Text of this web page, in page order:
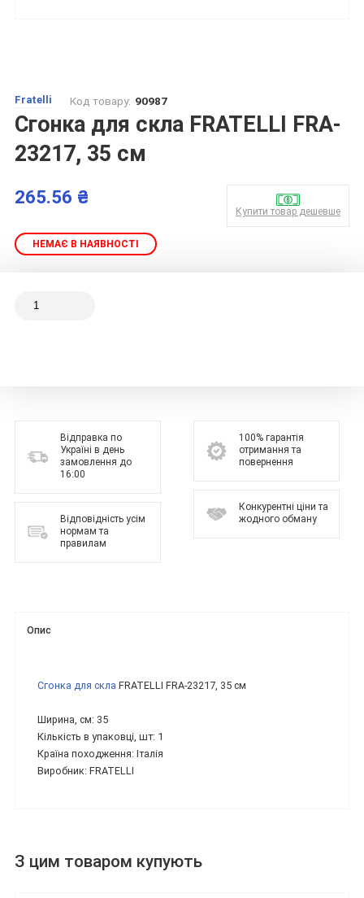
Fratelli Код товару: 90987
Сгонка для скла FRATELLI FRA-
23217, 35 см
265.56 ₴
Купити товар дешевше
НЕМАЄ В НАЯВНОСТІ
Відправка по
Україні в день
замовлення до
16:00
Відповідність усім
нормам та
правилам
100% гарантія
отримання та
повернення
Конкурентні ціни та
жодного обману
Опис
Сгонка для скла FRATELLI FRA-23217, 35 см
Ширина, см: 35
Кількість в упаковці, шт: 1
Країна походження: Італія
Виробник: FRATELLI
З цим товаром купують